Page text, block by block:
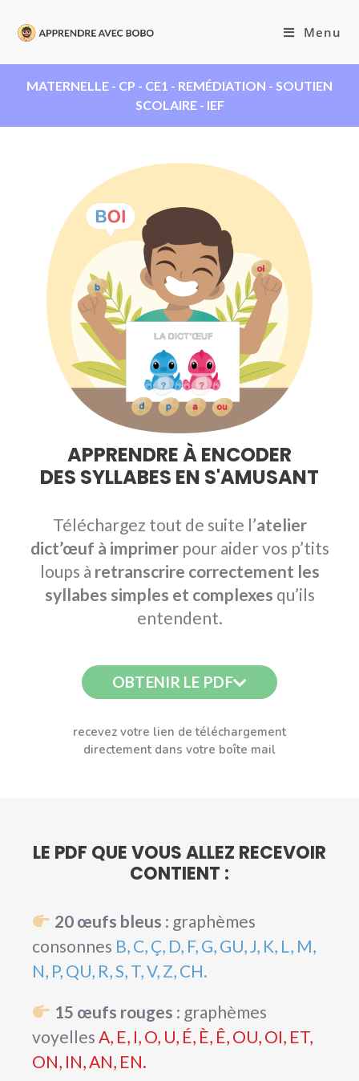
Menu
MATERNELLE - CP - CE1 - REMÉDIATION - SOUTIEN
SCOLAIRE - IEF
encoder des syllabes gs cp ce1
APPRENDRE À ENCODER
DES SYLLABES EN S'AMUSANT
Téléchargez tout de suite l’atelier
dict’œuf à imprimerpour aider vos p’tits
loups à retranscrire correctement les
syllabes simples et complexes qu’ils
entendent.
OBTENIR LE PDF
recevez votre lien de téléchargement
directement dans votre boîte mail
LE PDF QUE VOUS ALLEZ RECEVOIR
CONTIENT :
20 œufs bleus : graphèmes
consonnes B, C, Ç, D, F, G, GU, J, K, L, M,
N, P, QU, R, S, T, V, Z, CH.
15 œufs rouges : graphèmes
voyelles A, E, I, O, U, É, È, Ê, OU, OI, ET,
ON, IN, AN, EN.